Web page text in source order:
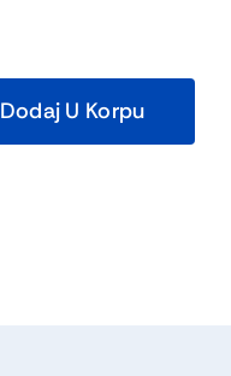
Dodaj U Korpu